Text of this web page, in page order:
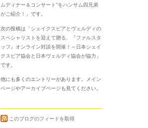
ムディナー＆コンサート”をハンサム四兄弟
がご紹介！ 」です。
次の投稿は「シェイクスピアとヴェルディの
スペシャリストを迎えて贈る、『ファルスタ
ッフ』オンライン対談を開催！～日本シェイ
クスピア協会と日本ヴェルディ協会が協力 」
です。
他にも多くのエントリーがあります。 メイン
ページやアーカイブページ も見てください。
このブログのフィードを取得